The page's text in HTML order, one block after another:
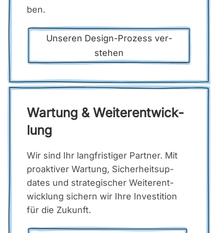
ben.
Unse­ren Design-Pro­zess ver­
ste­hen
War­tung & Wei­ter­ent­wick­
lung
Wir sind Ihr lang­fris­ti­ger Part­ner. Mit
pro­ak­ti­ver War­tung, Sicher­heits­up­
dates und stra­te­gi­scher Wei­ter­ent­
wick­lung sichern wir Ihre Inves­ti­ti­on
für die Zukunft.